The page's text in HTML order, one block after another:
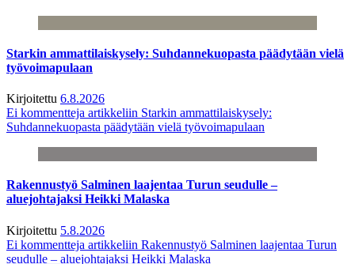
Starkin ammattilaiskysely: Suhdannekuopasta päädytään vielä
työvoimapulaan
Kirjoitettu 6.8.2026
Ei kommentteja artikkeliin Starkin ammattilaiskysely:
Suhdannekuopasta päädytään vielä työvoimapulaan
Rakennustyö Salminen laajentaa Turun seudulle –
aluejohtajaksi Heikki Malaska
Kirjoitettu 5.8.2026
Ei kommentteja artikkeliin Rakennustyö Salminen laajentaa Turun
seudulle – aluejohtajaksi Heikki Malaska